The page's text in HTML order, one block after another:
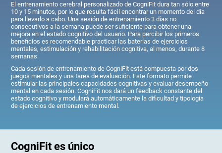
El entrenamiento cerebral personalizado de CogniFit dura tan sólo entre
10 y 15 minutos, por lo que resulta fácil encontrar un momento del día
para llevarlo a cabo. Una sesión de entrenamiento 3 días no
consecutivos a la semana puede ser suficiente para obtener una
mejora en el estado cognitivo del usuario. Para percibir los primeros
beneficios es recomendable practicar las baterías de ejercicios
mentales, estimulación y rehabilitación cognitiva, al menos, durante 8
semanas.
Cada sesión de entrenamiento de CogniFit está compuesta por dos
juegos mentales y una tarea de evaluación. Este formato permite
estimular las principales capacidades cognitivas y evaluar desempeño
mental en cada sesión. CogniFit nos dará un feedback constante del
estado cognitivo y modulará automáticamente la dificultad y tipología
de ejercicios de entrenamiento mental.
CogniFit es único